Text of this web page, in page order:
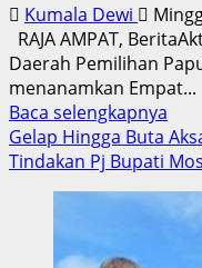
Kumala Dewi
RAJA AMPAT,
Daerah Pemilihan
menanamkan Empat...
Baca selengkapnya
Sia
Ajak
Gelap Hingga Buta
Tindakan Pj Bupati